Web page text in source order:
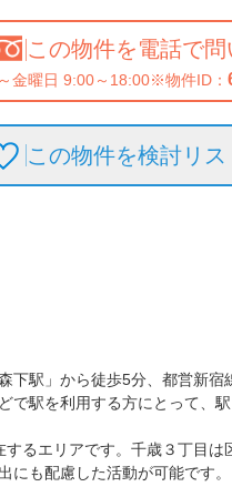
この物件を電話で
金曜日 9:00～18:00※物件ID：
この物件を検討リ
下駅」から徒歩5分、都営新
で駅を利用する方にとって、
るエリアです。千歳３丁目
も配慮した活動が可能です。